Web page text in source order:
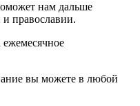
нам дальше
православии.
вы можете в любой